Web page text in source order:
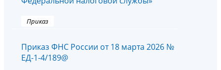
Приказ
Приказ ФНС России от 18 марта 2026 №
ЕД-1-4/189@